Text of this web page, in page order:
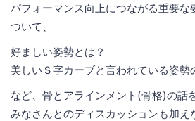
パフォーマンス向上につながる重要な
ついて、
好ましい姿勢とは？
美しいＳ字カーブと言われている姿勢
など、骨とアラインメント(骨格)の話
みなさんとのディスカッションも加え